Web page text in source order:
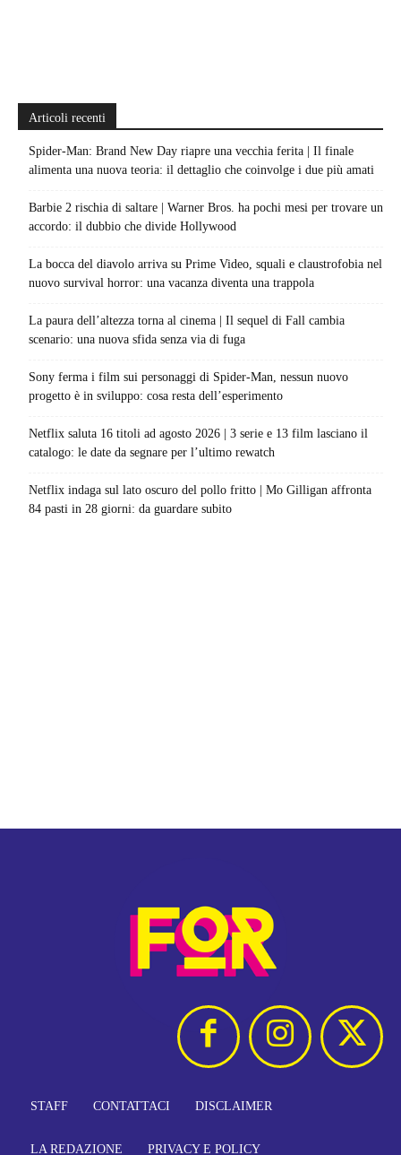
Articoli recenti
Spider-Man: Brand New Day riapre una vecchia ferita | Il finale
alimenta una nuova teoria: il dettaglio che coinvolge i due più amati
Barbie 2 rischia di saltare | Warner Bros. ha pochi mesi per trovare un
accordo: il dubbio che divide Hollywood
La bocca del diavolo arriva su Prime Video, squali e claustrofobia nel
nuovo survival horror: una vacanza diventa una trappola
La paura dell’altezza torna al cinema | Il sequel di Fall cambia
scenario: una nuova sfida senza via di fuga
Sony ferma i film sui personaggi di Spider-Man, nessun nuovo
progetto è in sviluppo: cosa resta dell’esperimento
Netflix saluta 16 titoli ad agosto 2026 | 3 serie e 13 film lasciano il
catalogo: le date da segnare per l’ultimo rewatch
Netflix indaga sul lato oscuro del pollo fritto | Mo Gilligan affronta
84 pasti in 28 giorni: da guardare subito
STAFF CONTATTACI DISCLAIMER
LA REDAZIONE PRIVACY E POLICY